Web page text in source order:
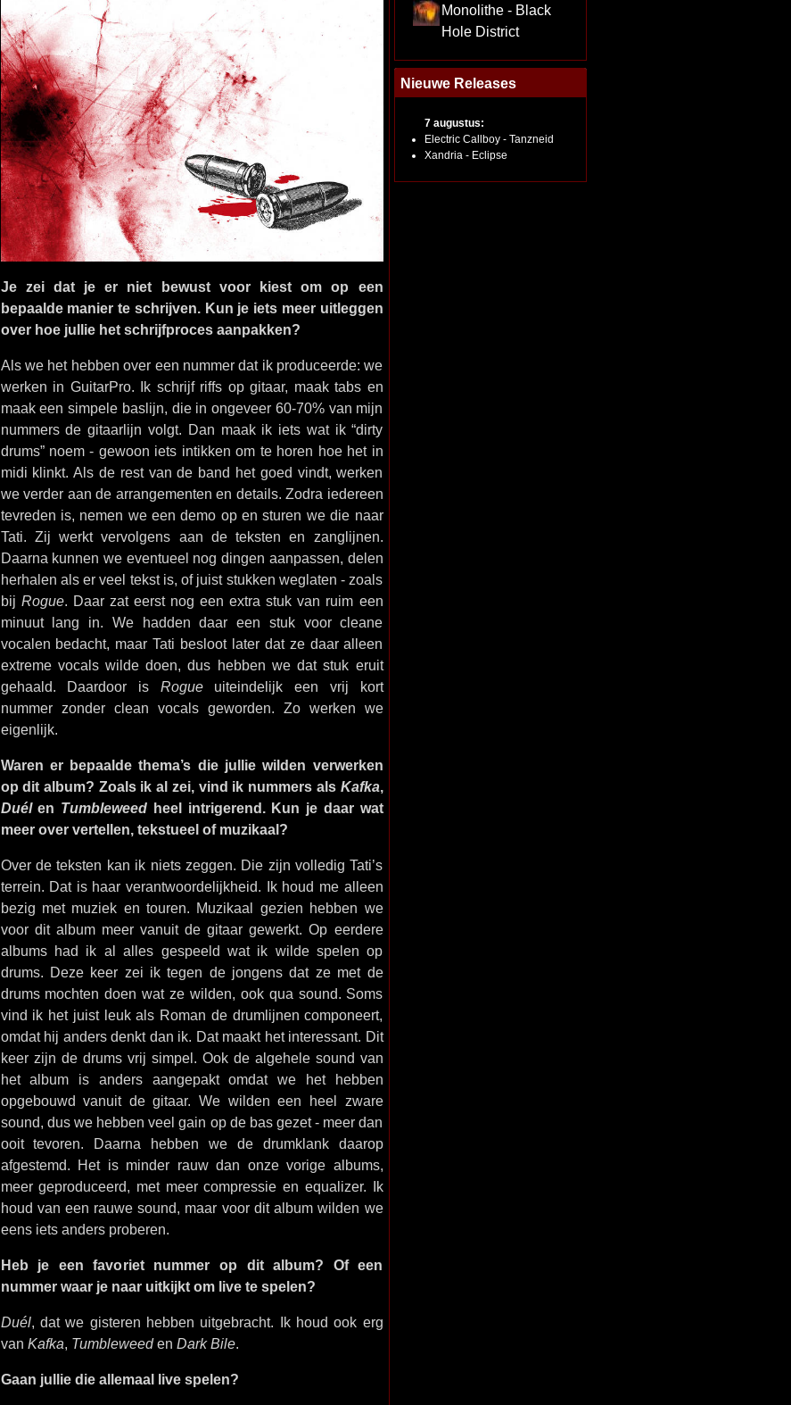
Je zei dat je er niet bewust voor kiest om op een
bepaalde manier te schrijven. Kun je iets meer uitleggen
over hoe jullie het schrijfproces aanpakken?
Als we het hebben over een nummer dat ik produceerde: we
werken in GuitarPro. Ik schrijf riffs op gitaar, maak tabs en
maak een simpele baslijn, die in ongeveer 60-70% van mijn
nummers de gitaarlijn volgt. Dan maak ik iets wat ik “dirty
drums” noem - gewoon iets intikken om te horen hoe het in
midi klinkt. Als de rest van de band het goed vindt, werken
we verder aan de arrangementen en details. Zodra iedereen
tevreden is, nemen we een demo op en sturen we die naar
Tati. Zij werkt vervolgens aan de teksten en zanglijnen.
Daarna kunnen we eventueel nog dingen aanpassen, delen
herhalen als er veel tekst is, of juist stukken weglaten - zoals
bij Rogue. Daar zat eerst nog een extra stuk van ruim een
minuut lang in. We hadden daar een stuk voor cleane
vocalen bedacht, maar Tati besloot later dat ze daar alleen
extreme vocals wilde doen, dus hebben we dat stuk eruit
gehaald. Daardoor is Rogueuiteindelijk een vrij kort
nummer zonder clean vocals geworden. Zo werken we
eigenlijk.
Waren er bepaalde thema’s die jullie wilden verwerken
op dit album? Zoals ik al zei, vind ik nummers als Kafka,
Duélen Tumbleweed heel intrigerend. Kun je daar wat
meer over vertellen, tekstueel of muzikaal?
Over de teksten kan ik niets zeggen. Die zijn volledig Tati’s
terrein. Dat is haar verantwoordelijkheid. Ik houd me alleen
bezig met muziek en touren. Muzikaal gezien hebben we
voor dit album meer vanuit de gitaar gewerkt. Op eerdere
albums had ik al alles gespeeld wat ik wilde spelen op
drums. Deze keer zei ik tegen de jongens dat ze met de
drums mochten doen wat ze wilden, ook qua sound. Soms
vind ik het juist leuk als Roman de drumlijnen componeert,
omdat hij anders denkt dan ik. Dat maakt het interessant. Dit
keer zijn de drums vrij simpel. Ook de algehele sound van
het album is anders aangepakt omdat we het hebben
opgebouwd vanuit de gitaar. We wilden een heel zware
sound, dus we hebben veel gain op de bas gezet - meer dan
ooit tevoren. Daarna hebben we de drumklank daarop
afgestemd. Het is minder rauw dan onze vorige albums,
meer geproduceerd, met meer compressie en equalizer. Ik
houd van een rauwe sound, maar voor dit album wilden we
eens iets anders proberen.
Heb je een favoriet nummer op dit album? Of een
nummer waar je naar uitkijkt om live te spelen?
Duél, dat we gisteren hebben uitgebracht. Ik houd ook erg
van Kafka, Tumbleweeden Dark Bile.
Gaan jullie die allemaal live spelen?
Monolithe - Black
Hole District
Nieuwe Releases
7 augustus:
Electric Callboy - Tanzneid
Xandria - Eclipse